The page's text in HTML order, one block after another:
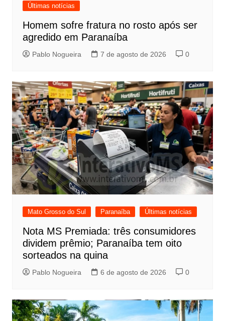
Últimas notícias
Homem sofre fratura no rosto após ser
agredido em Paranaíba
Pablo Nogueira 7 de agosto de 2026 0
Mato Grosso do Sul Paranaíba Últimas notícias
Nota MS Premiada: três consumidores
dividem prêmio; Paranaíba tem oito
sorteados na quina
Pablo Nogueira 6 de agosto de 2026 0